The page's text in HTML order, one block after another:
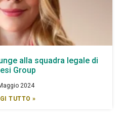
alla squadra legale di
Group
2024
TUTTO »